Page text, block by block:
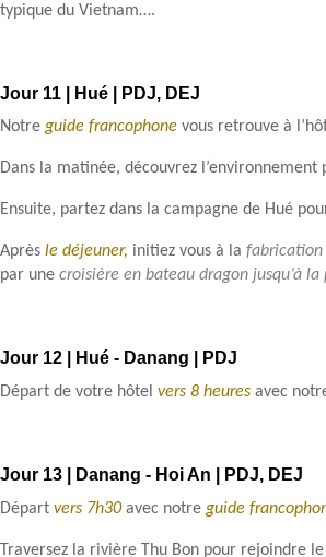
typique du Vietnam….
Jour 11 | Hué | PDJ, DEJ
Notre guide francophone vous retrouve à
Dans la matinée, découvrez l’environnement
Ensuite, partez dans la campagne de Hué
Après le déjeuner, initiez vous à la fabrication
par une croisière en bateau dragon jusqu’à
Jour 12 | Hué - Danang | PDJ
Départ de votre hôtel vers 8 heures avec
Jour 13 | Danang - Hoi An | PDJ, DEJ
Départ vers 7h30 avec notre guide
Traversez la rivière Thu Bon pour rejoindre le